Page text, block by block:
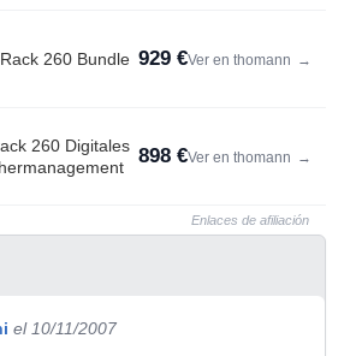
260 Bundle 929 €Ver en thomann →
260 Digitales 898 €Ver en thomann →
Enlaces de afiliación
el 10/11/2007